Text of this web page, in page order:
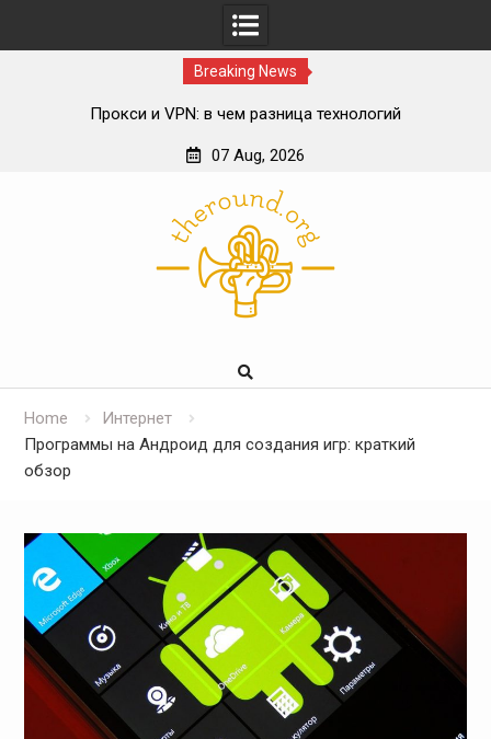
Breaking News
Прокси и VPN: в чем разница технологий
ИИ в онлайн-консультациях врачей
Роль телекоммуникационной инфраструктуры в
цифровой экосистеме
07 Aug, 2026
Home
Интернет
Программы на Андроид для создания игр: краткий
обзор